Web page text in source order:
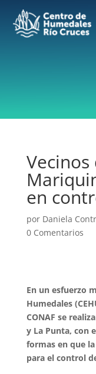
en
por Daniela
0 Comentarios
En un esfuerzo
Humedales
CONAF se
y La Punta, con
formas en que
para el control